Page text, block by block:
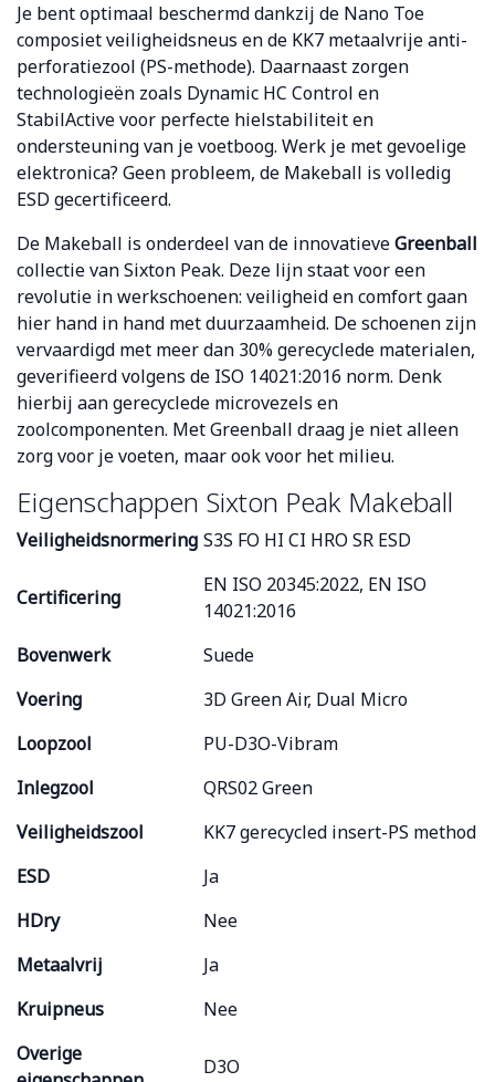
Je bent optimaal beschermd dankzij de Nano Toe
composiet veiligheidsneus en de KK7 metaalvrije anti-
perforatiezool (PS-methode). Daarnaast zorgen
technologieën zoals Dynamic HC Control en
StabilActive voor perfecte hielstabiliteit en
ondersteuning van je voetboog. Werk je met gevoelige
elektronica? Geen probleem, de Makeball is volledig
ESD gecertificeerd.
De Makeball is onderdeel van de innovatieveGreenball
collectie van Sixton Peak. Deze lijn staat voor een
revolutie in werkschoenen: veiligheid en comfort gaan
hier hand in hand met duurzaamheid. De schoenen zijn
vervaardigd met meer dan 30% gerecyclede materialen,
geverifieerd volgens de ISO 14021:2016 norm. Denk
hierbij aan gerecyclede microvezels en
zoolcomponenten. Met Greenball draag je niet alleen
zorg voor je voeten, maar ook voor het milieu.
Eigenschappen Sixton Peak Makeball
Veiligheidsnormering S3S FO HI CI HRO SR ESD
Certificering
EN ISO 20345:2022, EN ISO
14021:2016
Bovenwerk
Suede
Voering
3D Green Air, Dual Micro
Loopzool
PU-D3O-Vibram
Inlegzool
QRS02 Green
Veiligheidszool
KK7 gerecycled insert-PS method
ESD
Ja
HDry
Nee
Metaalvrij
Ja
Kruipneus
Nee
Overige
D3O